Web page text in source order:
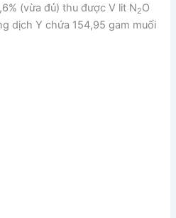
(vừa đủ) thu được V lit N2O
dịch Y chứa 154,95 gam muối